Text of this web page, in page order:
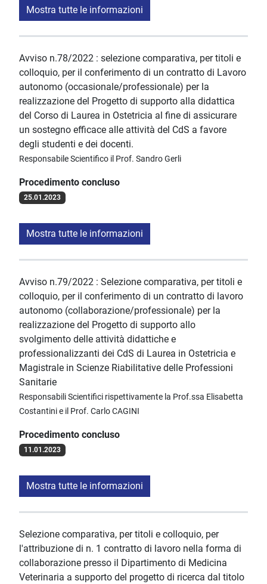
Mostra tutte le informazioni
Avviso n.78/2022 : selezione comparativa, per titoli e
colloquio, per il conferimento di un contratto di Lavoro
autonomo (occasionale/professionale) per la
realizzazione del Progetto di supporto alla didattica
del Corso di Laurea in Ostetricia al fine di assicurare
un sostegno efficace alle attività del CdS a favore
degli studenti e dei docenti.
Responsabile Scientifico il Prof. Sandro Gerli
Procedimento concluso
25.01.2023
Mostra tutte le informazioni
Avviso n.79/2022 : Selezione comparativa, per titoli e
colloquio, per il conferimento di un contratto di lavoro
autonomo (collaborazione/professionale) per la
realizzazione del Progetto di supporto allo
svolgimento delle attività didattiche e
professionalizzanti dei CdS di Laurea in Ostetricia e
Magistrale in Scienze Riabilitative delle Professioni
Sanitarie
Responsabili Scientifici rispettivamente la Prof.ssa Elisabetta
Costantini e il Prof. Carlo CAGINI
Procedimento concluso
11.01.2023
Mostra tutte le informazioni
Selezione comparativa, per titoli e colloquio, per
l'attribuzione di n. 1 contratto di lavoro nella forma di
collaborazione presso il Dipartimento di Medicina
Veterinaria a supporto del progetto di ricerca dal titolo